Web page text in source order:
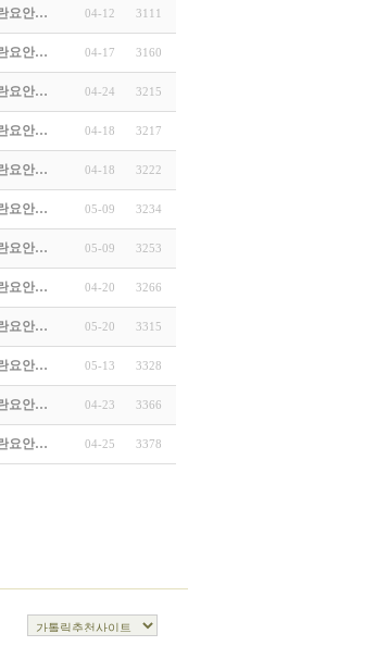
요안… 04-12 3111
요안… 04-17 3160
요안… 04-24 3215
요안… 04-18 3217
요안… 04-18 3222
요안… 05-09 3234
요안… 05-09 3253
요안… 04-20 3266
요안… 05-20 3315
요안… 05-13 3328
요안… 04-23 3366
요안… 04-25 3378